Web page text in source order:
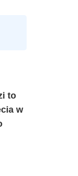
to
w